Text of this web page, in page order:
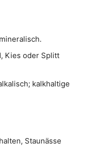
Kies oder Splitt
kalkhaltige
Staunässe